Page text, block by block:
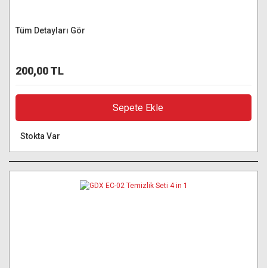
Tüm Detayları Gör
200,00 TL
Sepete Ekle
Stokta Var